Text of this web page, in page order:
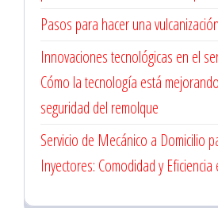
Pasos para hacer una
Innovaciones tecnológicas en el
Cómo la tecnología está
seguridad del remolque
Servicio de Mecánico a Domicilio
Inyectores: Comodidad y